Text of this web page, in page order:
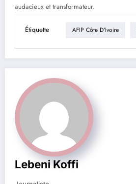
audacieux et transformateur.
Étiquette AFIP Côte D’Ivoire
Lebeni Koffi